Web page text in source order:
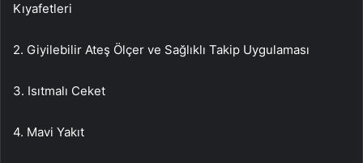
Kıyafetleri
2. Giyilebilir Ateş Ölçer ve Sağlıklı Takip Uygulaması
3. Isıtmalı Ceket
4. Mavi Yakıt